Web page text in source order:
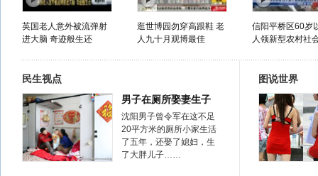
英国老人意外被流弹射
进大脑 奇迹般生还
逛世博园勿穿高跟鞋 老
人九十月观博最佳
信阳平桥区60岁
人领新型农村社
民生视点
男子在厕所娶妻生子
沈阳男子曾令军在这不足
20平方米的厕所小家生活
了五年，还娶了媳妇，生
了大胖儿子……
图说世界